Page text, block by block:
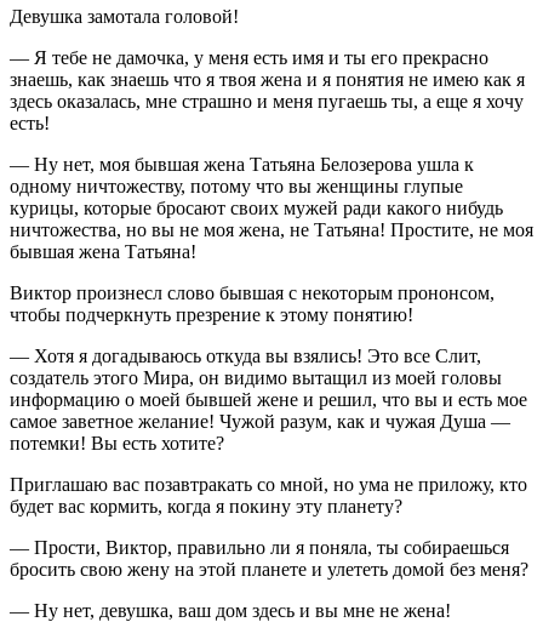
Девушка замотала головой!
— Я тебе не дамочка, у меня есть имя и ты его прекрасно
знаешь, как знаешь что я твоя жена и я понятия не имею как я
здесь оказалась, мне страшно и меня пугаешь ты, а еще я хочу
есть!
— Ну нет, моя бывшая жена Татьяна Белозерова ушла к
одному ничтожеству, потому что вы женщины глупые
курицы, которые бросают своих мужей ради какого нибудь
ничтожества, но вы не моя жена, не Татьяна! Простите, не моя
бывшая жена Татьяна!
Виктор произнесл слово бывшая с некоторым прононсом,
чтобы подчеркнуть презрение к этому понятию!
— Хотя я догадываюсь откуда вы взялись! Это все Слит,
создатель этого Мира, он видимо вытащил из моей головы
информацию о моей бывшей жене и решил, что вы и есть мое
самое заветное желание! Чужой разум, как и чужая Душа —
потемки! Вы есть хотите?
Приглашаю вас позавтракать со мной, но ума не приложу, кто
будет вас кормить, когда я покину эту планету?
— Прости, Виктор, правильно ли я поняла, ты собираешься
бросить свою жену на этой планете и улететь домой без меня?
— Ну нет, девушка, ваш дом здесь и вы мне не жена!